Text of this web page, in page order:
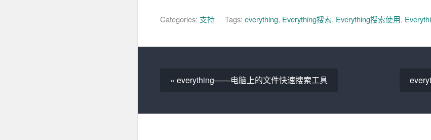
Categories: 支持 Tags: everything, Everything搜索, Everything搜索使用,
« everything——电脑上的文件快速搜索工具